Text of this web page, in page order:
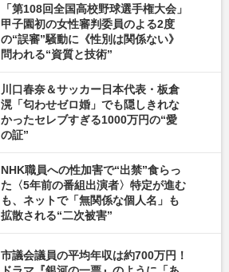
「第108回全国高校野球選手権大会」
甲子園初の女性審判委員のよる2度
の“誤審”騒動に《性別は関係ない》
問われる“資質と技術”
川口春奈＆サッカー日本代表・板倉
滉「匂わせゼロ婚」でも隠しきれな
かったセレブすぎる1000万円の“愛
の証”
NHK職員への性加害で“出禁”食らっ
た〈5年前の番組出演者〉特定が進む
も、ネットで「無関係な個人名」も
拡散される“二次被害”
市議会議員の平均年収は約700万円！